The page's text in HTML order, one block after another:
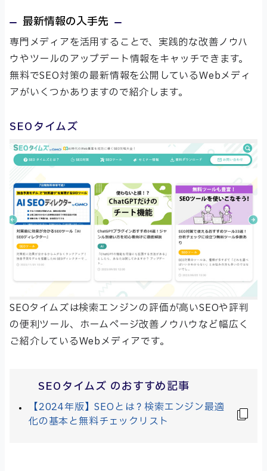
最新情報の入手先
専門メディアを活用することで、実践的な改善ノウハ
ウやツールのアップデート情報をキャッチできます。
無料でSEO対策の最新情報を公開しているWebメディ
アがいくつかありますので紹介します。
SEOタイムズ
SEOタイムズは検索エンジンの評価が高いSEOや評判
の便利ツール、ホームページ改善ノウハウなど幅広く
ご紹介しているWebメディアです。
SEOタイムズ のおすすめ記事
【2024年版】SEOとは？検索エンジン最適
化の基本と無料チェックリスト